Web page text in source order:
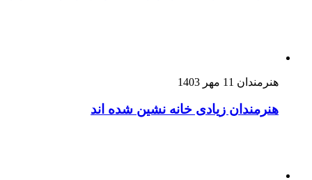
هنرمندان 11 مهر 1403
هنرمندان زیادی خانه نشین شده اند